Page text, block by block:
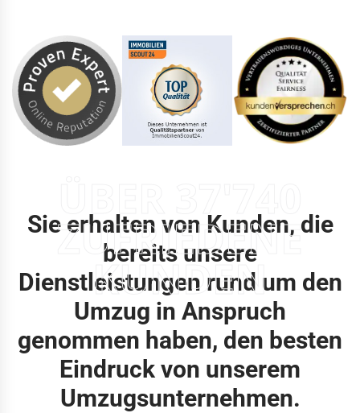
ZUFRIEDENE
KUNDEN
Sie erhalten von Kunden, die
bereits unsere
Dienstleistungen rund um den
Umzug in Anspruch
genommen haben, den besten
Eindruck von unserem
Umzugsunternehmen.